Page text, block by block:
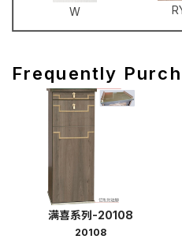
W
Frequently
满喜系列-20108
20108